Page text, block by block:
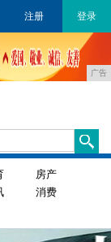
注册 登录
广告
房产
消费